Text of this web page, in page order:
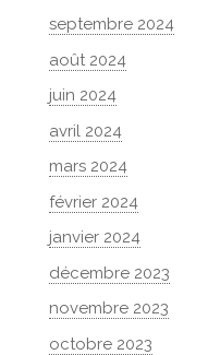
septembre 2024
août 2024
juin 2024
avril 2024
mars 2024
février 2024
janvier 2024
décembre 2023
novembre 2023
octobre 2023